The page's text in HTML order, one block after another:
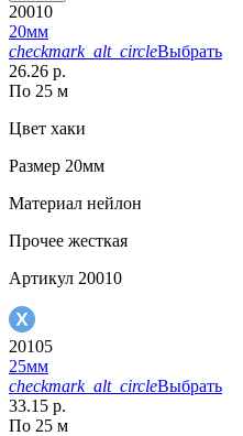
20010
20мм
checkmark_alt_circleВыбрать
26.26 р.
По 25 м
Цвет хаки
Размер 20мм
Материал нейлон
Прочее жесткая
Артикул 20010
20105
25мм
checkmark_alt_circleВыбрать
33.15 р.
По 25 м